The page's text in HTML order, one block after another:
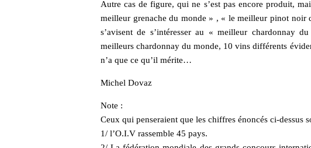
Autre cas de figure, qui ne s’est pas encore produit,
meilleur grenache du monde » , « le meilleur pinot noir
s’avisent de s’intéresser au « meilleur chardonnay
meilleurs chardonnay du monde, 10 vins différents
n’a que ce qu’il mérite…
Michel Dovaz
Note :
Ceux qui penseraient que les chiffres énoncés ci-dessus
1/ l’O.I.V rassemble 45 pays.